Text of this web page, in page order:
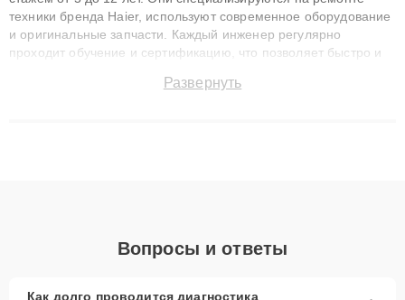
техники бренда Haier, используют современное оборудование
и оригинальные запчасти. Каждый инженер регулярно
проходит обучение и сертификацию, что позволяет быстро и
сохранением гарантии до 3 лет. Наши мастера решают
Развернуть
Вопросы и ответы
Как долго проводится диагностика